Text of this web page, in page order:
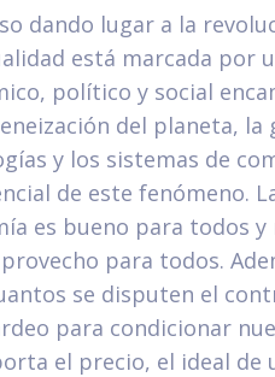
dando lugar a la
está marcada por
político y social
del planeta, la
y los sistemas de
de este fenómeno.
es bueno para todos
para todos.
se disputen el
para condicionar
el precio, el ideal de